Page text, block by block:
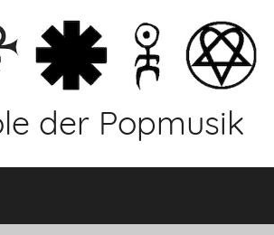
der Popmusik